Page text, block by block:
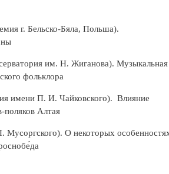
г. Бельско-Бяла, Польша).
им. Н. Жиганова). Музыкальная
фольклора
имени П. И. Чайковского). Влияние
поляков Алтая
О некоторых